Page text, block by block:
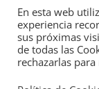
En esta web
experiencia
sus próximas
de todas las
rechazarlas